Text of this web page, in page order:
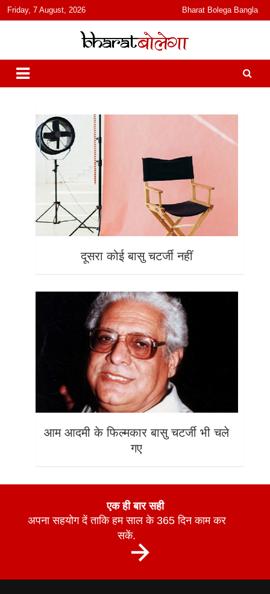
content
Friday, 7 August, 2026 Bharat Bolega Bangla
भारत बोलेगा
हिंदी में समाचार, विचार, ऑडियो, वीडियो और फ़ीचर. भारत बोलेगा हिंदी न्यूज़ वेबसाइट
India: News, Views, Info, Trends & Podcast I जानकारी भी समझदारी भी
और पॉडकास्ट
दूसरा कोई बासु चटर्जी नहीं
आम आदमी के फिल्मकार बासु चटर्जी भी चले
गए
एक ही बार सही
अपना सहयोग दें ताकि हम साल के 365 दिन काम कर
सकें.